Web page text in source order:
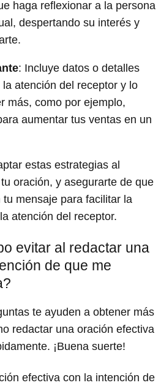
haga reflexionar a la persona
despertando su interés y
: Incluye datos o detalles
atención del receptor y lo
más, como por ejemplo,
aumentar tus ventas en un
estas estrategias al
oración, y asegurarte de que
mensaje para facilitar la
atención del receptor.
evitar al redactar una
de que me
te ayuden a obtener más
redactar una oración efectiva
¡Buena suerte!
efectiva con la intención de